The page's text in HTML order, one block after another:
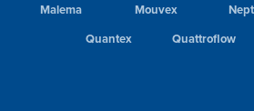
Malema
Mouvex
Quantex
Quattroflow